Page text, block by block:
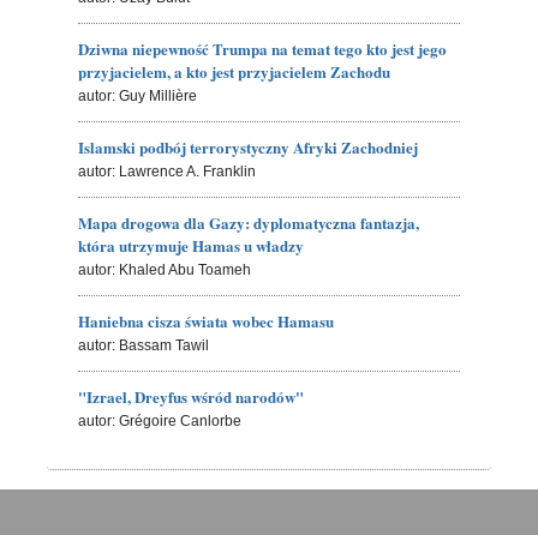
Dziwna niepewność Trumpa na temat tego kto jest jego
przyjacielem, a kto jest przyjacielem Zachodu
autor: Guy Millière
Islamski podbój terrorystyczny Afryki Zachodniej
autor: Lawrence A. Franklin
Mapa drogowa dla Gazy: dyplomatyczna fantazja,
która utrzymuje Hamas u władzy
autor: Khaled Abu Toameh
Haniebna cisza świata wobec Hamasu
autor: Bassam Tawil
"Izrael, Dreyfus wśród narodów"
autor: Grégoire Canlorbe